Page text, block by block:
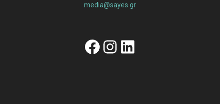
media@sayes.gr
Facebook
Instagram
Linkedin